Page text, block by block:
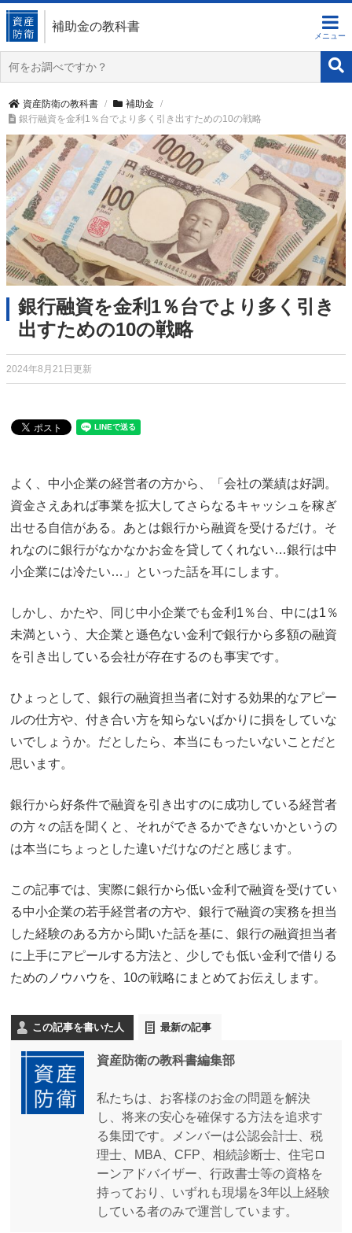
補助金の教科書
資産防衛の教科書
補助金
銀行融資を金利1％台でより多く引き出すための10の戦略
銀行融資を金利1％台でより多く引き
出すための10の戦略
2024年8月21日更新
よく、中小企業の経営者の方から、「会社の業績は好調。
資金さえあれば事業を拡大してさらなるキャッシュを稼ぎ
出せる自信がある。あとは銀行から融資を受けるだけ。そ
れなのに銀行がなかなかお金を貸してくれない…銀行は中
小企業には冷たい…」といった話を耳にします。
しかし、かたや、同じ中小企業でも金利1％台、中には1％
未満という、大企業と遜色ない金利で銀行から多額の融資
を引き出している会社が存在するのも事実です。
ひょっとして、銀行の融資担当者に対する効果的なアピー
ルの仕方や、付き合い方を知らないばかりに損をしていな
いでしょうか。だとしたら、本当にもったいないことだと
思います。
銀行から好条件で融資を引き出すのに成功している経営者
の方々の話を聞くと、それができるかできないかというの
は本当にちょっとした違いだけなのだと感じます。
この記事では、実際に銀行から低い金利で融資を受けてい
る中小企業の若手経営者の方や、銀行で融資の実務を担当
した経験のある方から聞いた話を基に、銀行の融資担当者
に上手にアピールする方法と、少しでも低い金利で借りる
ためのノウハウを、10の戦略にまとめてお伝えします。
この記事を書いた人 最新の記事
資産防衛の教科書編集部
私たちは、お客様のお金の問題を解決
し、将来の安心を確保する方法を追求す
る集団です。メンバーは公認会計士、税
理士、MBA、CFP、相続診断士、住宅ロ
ーンアドバイザー、行政書士等の資格を
持っており、いずれも現場を3年以上経験
している者のみで運営しています。